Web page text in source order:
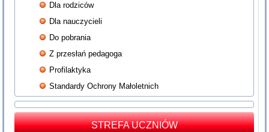
Dla rodziców
Dla nauczycieli
Do pobrania
Z przesłań pedagoga
Profilaktyka
Standardy Ochrony Małoletnich
STREFA UCZNIÓW